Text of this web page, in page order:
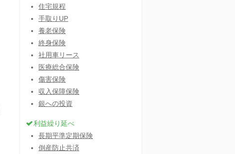
住宅規程
手取りUP
養老保険
終身保険
社用車リース
医療総合保険
傷害保険
収入保障保険
銀への投資
利益繰り延べ
長期平準定期保険
倒産防止共済